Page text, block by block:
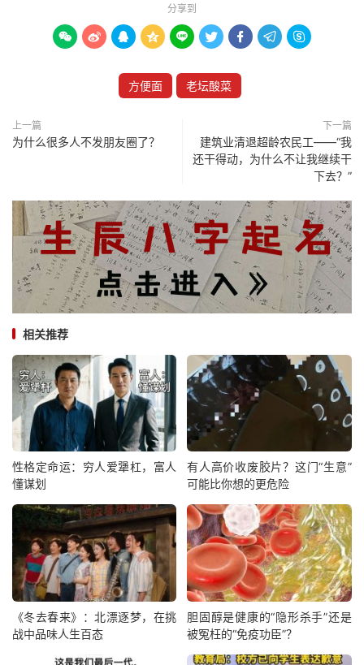
分享到
        
方便面 老坛酸菜
上一篇
为什么很多人不发朋友圈了？
下一篇
建筑业清退超龄农民工——“我
还干得动，为什么不让我继续干
下去？”
相关推荐
性格定命运：穷人爱犟杠，富人
懂谋划
有人高价收废胶片？这门“生意”
可能比你想的更危险
《冬去春来》：北漂逐梦，在挑
战中品味人生百态
胆固醇是健康的“隐形杀手”还是
被冤枉的“免疫功臣”？